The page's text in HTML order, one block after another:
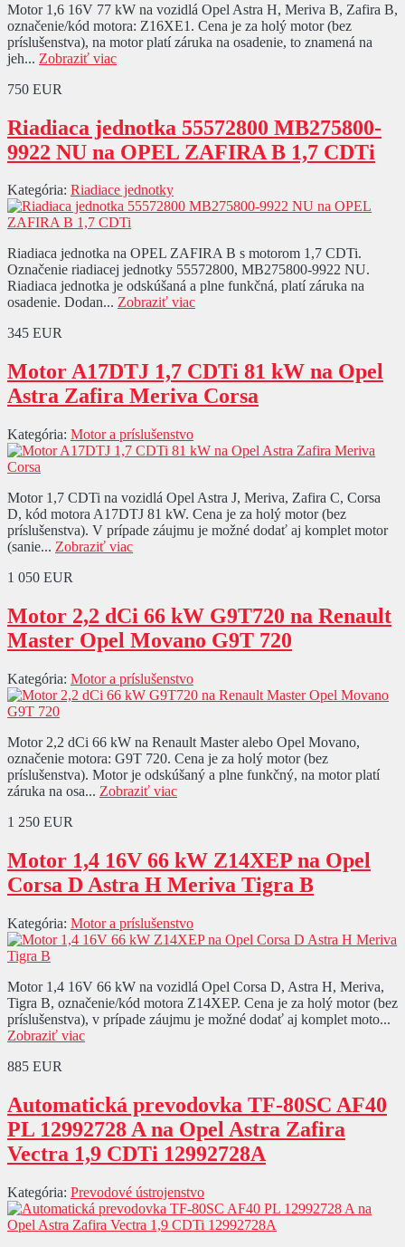
Motor 1,6 16V 77 kW na vozidlá Opel Astra H, Meriva B, Zafira B,
označenie/kód motora: Z16XE1. Cena je za holý motor (bez
príslušenstva), na motor platí záruka na osadenie, to znamená na
jeh... Zobraziť viac
750 EUR
Riadiaca jednotka 55572800 MB275800-
9922 NU na OPEL ZAFIRA B 1,7 CDTi
Kategória: Riadiace jednotky
Riadiaca jednotka na OPEL ZAFIRA B s motorom 1,7 CDTi.
Označenie riadiacej jednotky 55572800, MB275800-9922 NU.
Riadiaca jednotka je odskúšaná a plne funkčná, platí záruka na
osadenie. Dodan... Zobraziť viac
345 EUR
Motor A17DTJ 1,7 CDTi 81 kW na Opel
Astra Zafira Meriva Corsa
Kategória: Motor a príslušenstvo
Motor 1,7 CDTi na vozidlá Opel Astra J, Meriva, Zafira C, Corsa
D, kód motora A17DTJ 81 kW. Cena je za holý motor (bez
príslušenstva). V prípade záujmu je možné dodať aj komplet motor
(sanie... Zobraziť viac
1 050 EUR
Motor 2,2 dCi 66 kW G9T720 na Renault
Master Opel Movano G9T 720
Kategória: Motor a príslušenstvo
Motor 2,2 dCi 66 kW na Renault Master alebo Opel Movano,
označenie motora: G9T 720. Cena je za holý motor (bez
príslušenstva). Motor je odskúšaný a plne funkčný, na motor platí
záruka na osa... Zobraziť viac
1 250 EUR
Motor 1,4 16V 66 kW Z14XEP na Opel
Corsa D Astra H Meriva Tigra B
Kategória: Motor a príslušenstvo
Motor 1,4 16V 66 kW na vozidlá Opel Corsa D, Astra H, Meriva,
Tigra B, označenie/kód motora Z14XEP. Cena je za holý motor (bez
príslušenstva), v prípade záujmu je možné dodať aj komplet moto...
Zobraziť viac
885 EUR
Automatická prevodovka TF-80SC AF40
PL 12992728 A na Opel Astra Zafira
Vectra 1,9 CDTi 12992728A
Kategória: Prevodové ústrojenstvo